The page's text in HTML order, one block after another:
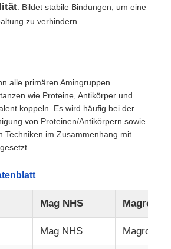
: Bildet stabile Bindungen, um eine
zu verhindern.
alle primären Amingruppen
wie Proteine, Antikörper und
koppeln. Es wird häufig bei der
von Proteinen/Antikörpern sowie
Techniken im Zusammenhang mit
Mag NHS Magrose
Mag NHS Magrose